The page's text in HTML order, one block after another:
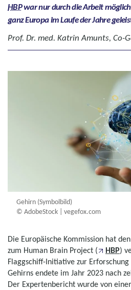
HBPwar nur durch die Arbeit
ganz Europa im Laufe der Jahre
Prof. Dr. med. Katrin Amunts, Co-
Gehirn (Symbolbild)
© AdobeStock | vegefox.com
Die Europäische Kommission hat
zum Human Brain Project ( HBP)
Flaggschiff-Initiative zur
Gehirns endete im Jahr 2023 nach
Der Expertenbericht wurde von